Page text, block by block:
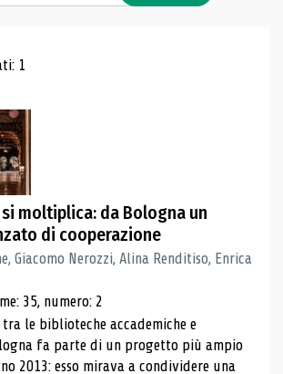
di ricerca
1
moltiplica: da Bologna un
di cooperazione
Giacomo Nerozzi, Alina Renditiso, Enrica
35, numero: 2
le biblioteche accademiche e
fa parte di un progetto più ampio
2013: esso mirava a condividere una